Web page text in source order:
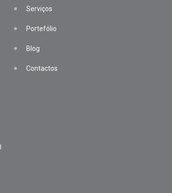
Serviços
Portefólio
Blog
Contactos